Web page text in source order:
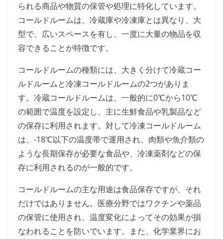
られる商品や物質の保管や処理に特化しています。
コールドルームは、冷蔵庫や冷凍庫とは異なり、大
型で、広いスペースを有し、一度に大量の物品を収
容できることが特徴です。
コールドルームの種類には、大きく分けて冷蔵コー
ルドルームと冷凍コールドルームの2つがありま
す。冷蔵コールドルームは、一般的に0℃から10℃
の範囲で温度を設定し、主に生鮮食品や乳製品など
の保存に利用されます。対して冷凍コールドルーム
は、-18℃以下の温度帯で運用され、肉類や魚介類の
ような長期保存が必要な食品や、冷凍薬剤などの保
存に利用されるのが一般的です。
コールドルームの主な用途は食品保存ですが、それ
だけではありません。医療分野ではワクチンや薬品
の保管に使用され、温度変化によってその効果が損
なわれることを防いでいます。また、化学業界にお